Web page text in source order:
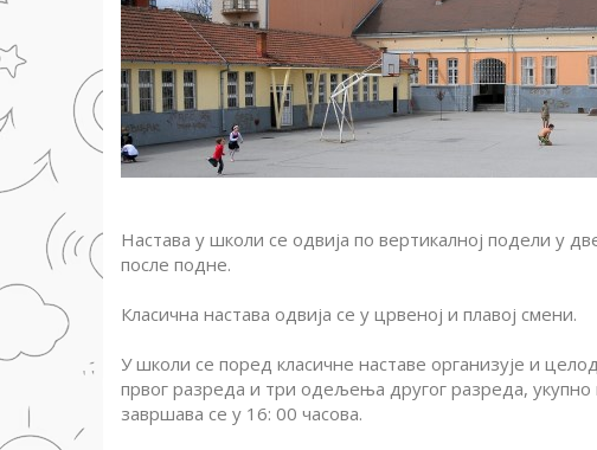
Настава у школи се одвија по вертикалној подели у
после подне.
Класична настава одвија се у црвеној и плавој смени.
У школи се поред класичне наставе организује и
првог разреда и три одељења другог разреда,
завршава се у 16: 00 часова.